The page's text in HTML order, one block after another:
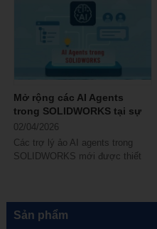
Mở rộng các AI Agents
trong SOLIDWORKS tại sự
kiện 3DEXPERIENCE World
02/04/2026
Các trợ lý ảo AI agents trong
SOLIDWORKS mới được thiết
Sản phẩm